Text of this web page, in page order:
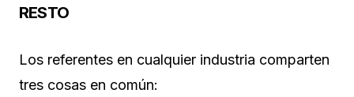
RESTO
Los referentes en cualquier industria comparten
tres cosas en común: